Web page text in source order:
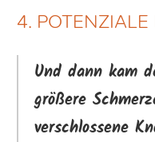
4. POTENZIALE
Und dann kam
größere
verschlossene